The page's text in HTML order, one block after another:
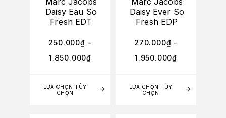
LỰA CHỌN TÙY
CHỌN
Daisy Eau So
Fresh EDT
250.000₫ –
1.850.000₫
LỰA CHỌN TÙY
CHỌN
Daisy Ever So
Fresh EDP
270.000₫ –
1.950.000₫